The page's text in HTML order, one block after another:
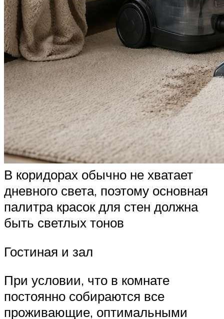
В коридорах обычно не хватает
дневного света, поэтому основная
палитра красок для стен должна
быть светлых тонов
Гостиная и зал
При условии, что в комнате
постоянно собираются все
проживающие, оптимальными